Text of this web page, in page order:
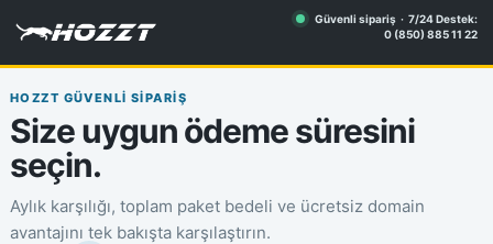
Güvenli sipariş · 7/24 Destek:
0 (850) 885 11 22
HOZZT GÜVENLİ SİPARİŞ
Size uygun ödeme süresini
seçin.
Aylık karşılığı, toplam paket bedeli ve ücretsiz domain
avantajını tek bakışta karşılaştırın.